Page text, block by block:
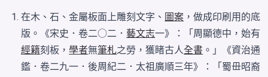
在木、石、金屬板面上雕刻文字、 圖案 ，做成印刷用的底
版。《宋史．卷二○二．藝文志一》：「周顯德中，始有
經籍刻板，學者無筆札之勞，獲睹古人全書 。」《資治通
鑑．卷二九一．後周紀二．太祖廣順三年》：「蜀毌昭裔